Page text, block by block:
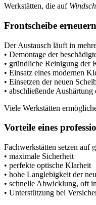
Werkstätten, die auf
Frontscheibe
Der Austausch läuft in
• Demontage der
• gründliche Reinigung der
• Einsatz eines modernen
• Einsetzen der neuen
• abschließende
Viele Werkstätten
Vorteile eines
Fachwerkstätten setzen auf
• maximale Sicherheit
• perfekte optische Klarheit
• hohe Langlebigkeit der
• schnelle Abwicklung, oft
• Unterstützung bei